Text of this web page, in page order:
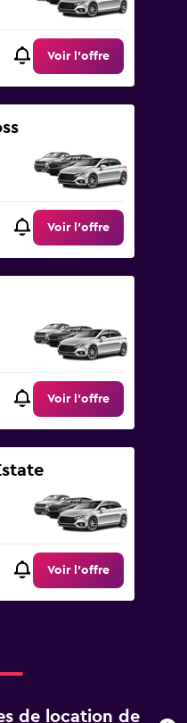
Voir l’offre
Voir l’offre
Voir l’offre
Voir l’offre
de location de